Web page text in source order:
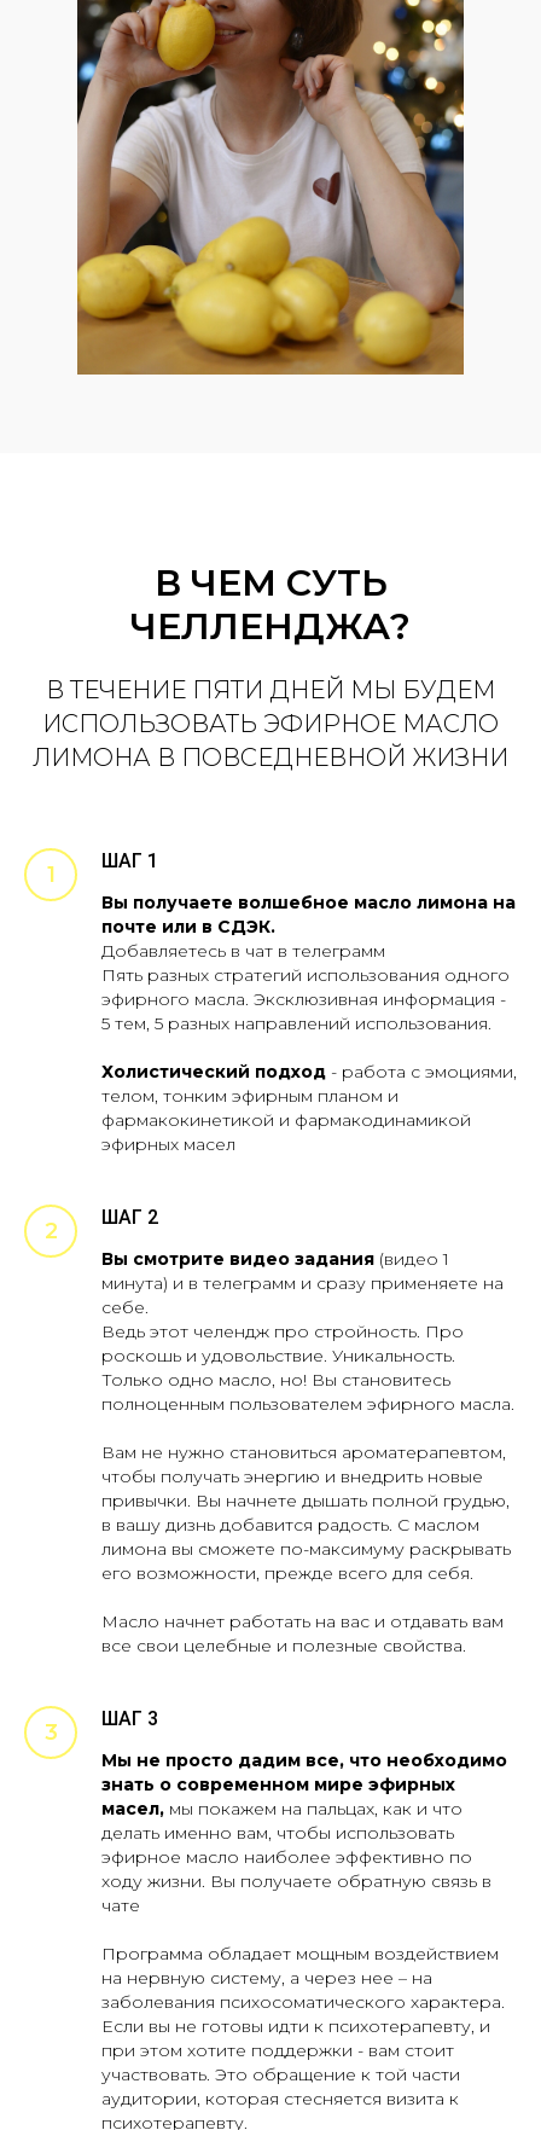
В ЧЕМ СУТЬ
ЧЕЛЛЕНДЖА?
В ТЕЧЕНИЕ ПЯТИ ДНЕЙ МЫ БУДЕМ
ИСПОЛЬЗОВАТЬ ЭФИРНОЕ МАСЛО
ЛИМОНА В ПОВСЕДНЕВНОЙ ЖИЗНИ
ШАГ 1
Вы получаете волшебное масло лимона на
почте или в СДЭК.
Добавляетесь в чат в телеграмм
Пять разных стратегий использования одного
эфирного масла. Эксклюзивная информация -
5 тем, 5 разных направлений использования.
Холистический подход - работа с эмоциями,
телом, тонким эфирным планом и
фармакокинетикой и фармакодинамикой
эфирных масел
ШАГ 2
Вы смотрите видео задания (видео 1
минута) и в телеграмм и сразу применяете на
себе.
Ведь этот челендж про стройность. Про
роскошь и удовольствие. Уникальность.
Только одно масло, но! Вы становитесь
полноценным пользователем эфирного масла.
Вам не нужно становиться ароматерапевтом,
чтобы получать энергию и внедрить новые
привычки. Вы начнете дышать полной грудью,
в вашу дизнь добавится радость. С маслом
лимона вы сможете по-максимуму раскрывать
его возможности, прежде всего для себя.
Масло начнет работать на вас и отдавать вам
все свои целебные и полезные свойства.
ШАГ 3
Мы не просто дадим все, что необходимо
знать о современном мире эфирных
масел, мы покажем на пальцах, как и что
делать именно вам, чтобы использовать
эфирное масло наиболее эффективно по
ходу жизни. Вы получаете обратную связь в
чате
Программа обладает мощным воздействием
на нервную систему, а через нее – на
заболевания психосоматического характера.
Если вы не готовы идти к психотерапевту, и
при этом хотите поддержки - вам стоит
участвовать. Это обращение к той части
аудитории, которая стесняется визита к
психотерапевту.